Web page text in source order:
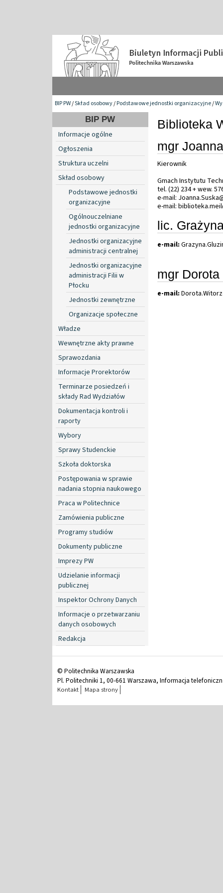
BIP PW/Skład osobowy/Podstawowe jednostki organizacyjne/
BIP PW
Informacje ogólne
Ogłoszenia
Struktura uczelni
Skład osobowy
Podstawowe jednostki
organizacyjne
Ogólnouczelniane
jednostki organizacyjne
Jednostki organizacyjne
administracji centralnej
Jednostki organizacyjne
administracji Filii w
Płocku
Jednostki zewnętrzne
Organizacje społeczne
Władze
Wewnętrzne akty prawne
Sprawozdania
Informacje Prorektorów
Terminarze posiedzeń i
składy Rad Wydziałów
Dokumentacja kontroli i
raporty
Wybory
Sprawy Studenckie
Szkoła doktorska
Postępowania w sprawie
nadania stopnia naukowego
Praca w Politechnice
Zamówienia publiczne
Programy studiów
Dokumenty publiczne
Imprezy PW
Udzielanie informacji
publicznej
Inspektor Ochrony Danych
Informacje o przetwarzaniu
danych osobowych
Redakcja
Biblioteka
mgr
Kierownik
Gmach Instytutu
tel. (22) 234 + wew.
e-mail:
e-mail:
lic.
e-mail: Grazyna.
mgr
e-mail: Dorota.
© Politechnika Warszawska
Pl. Politechniki 1, 00-661 Warszawa, Informacja
Kontakt Mapa strony